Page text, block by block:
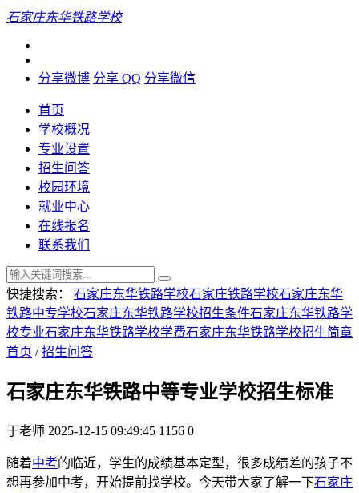
石家庄东华铁路学校
分享微博 分享 QQ 分享微信
首页
学校概况
专业设置
招生问答
校园环境
就业中心
在线报名
联系我们
快捷搜索： 石家庄东华铁路学校石家庄铁路学校石家庄东华
铁路中专学校石家庄东华铁路学校招生条件石家庄东华铁路学
校专业石家庄东华铁路学校学费石家庄东华铁路学校招生简章
首页 /招生问答
石家庄东华铁路中等专业学校招生标准
于老师 2025-12-15 09:49:45 1156 0
随着中考的临近，学生的成绩基本定型，很多成绩差的孩子不
想再参加中考，开始提前找学校。今天带大家了解一下石家庄